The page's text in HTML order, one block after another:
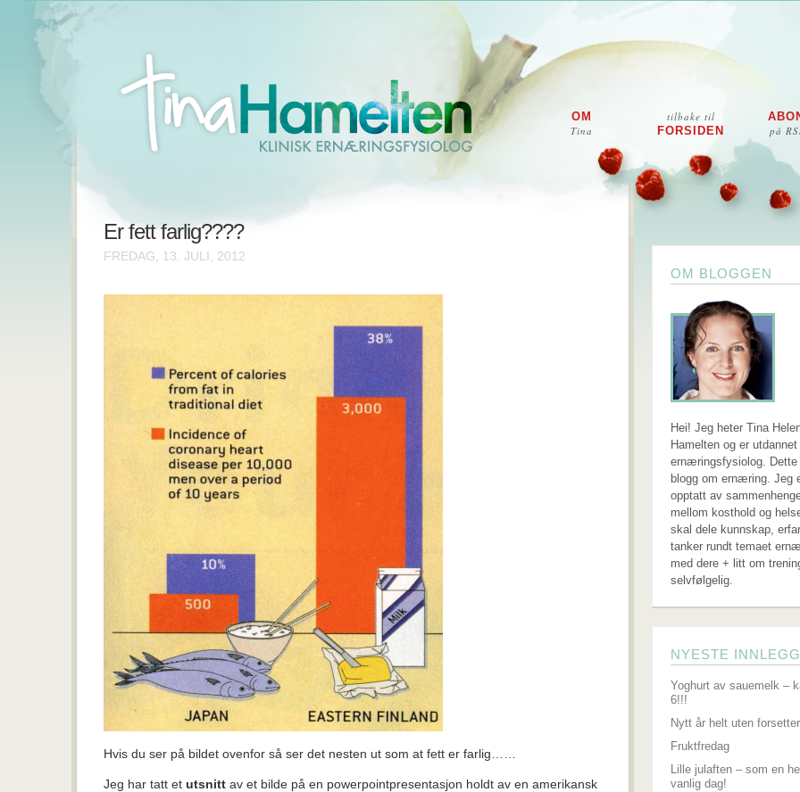
på
tilbake til
FORSIDEN
OM
Tina
Er fett farlig????
FREDAG, 13. JULI, 2012
Hvis du ser på bildet ovenfor så ser det nesten ut som at fett er farlig……
Jeg har tatt et utsnitt av et bilde på en powerpointpresentasjon holdt av en amerikansk
OM BLOGGEN
Hei! Jeg heter Tina
Hamelten og er
ernæringsfysiolog. Dette
blogg om ernæring. Jeg
opptatt av
mellom kosthold og
skal dele kunnskap,
tanker rundt temaet
med dere + litt om
selvfølgelig.
NYESTE INNLEGG
Yoghurt av sauemelk –
6!!!
Nytt år helt uten forsetter
Fruktfredag
Lille julaften – som en
vanlig dag!